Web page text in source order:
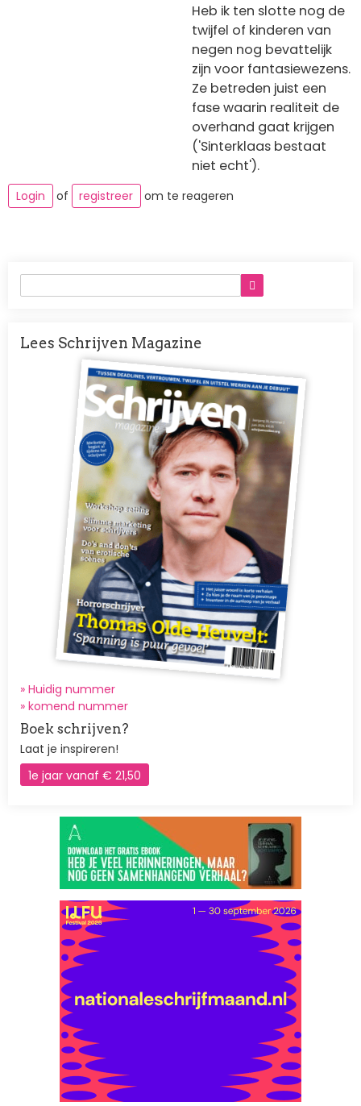
Heb ik ten slotte nog de
twijfel of kinderen van
negen nog bevattelijk
zijn voor fantasiewezens.
Ze betreden juist een
fase waarin realiteit de
overhand gaat krijgen
('Sinterklaas bestaat
niet echt').
Login of registreer om te reageren
Lees Schrijven Magazine
Afbeelding
» Huidig nummer
» komend nummer
Boek schrijven?
Laat je inspireren!
1e jaar vanaf € 21,50